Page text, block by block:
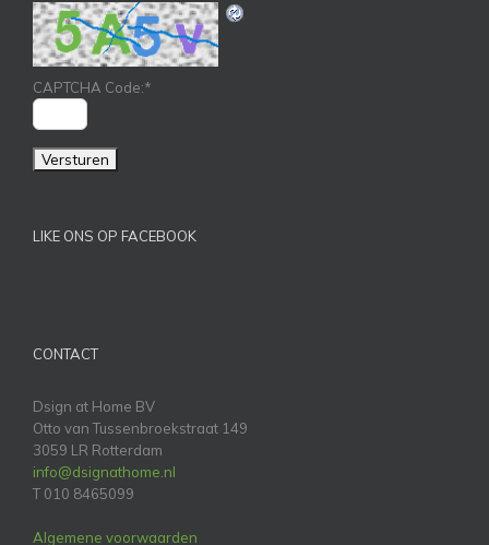
CAPTCHA Code:*
LIKE ONS OP FACEBOOK
CONTACT
Dsign at Home BV
Otto van Tussenbroekstraat 149
3059 LR Rotterdam
info@dsignathome.nl
T 010 8465099
Algemene voorwaarden